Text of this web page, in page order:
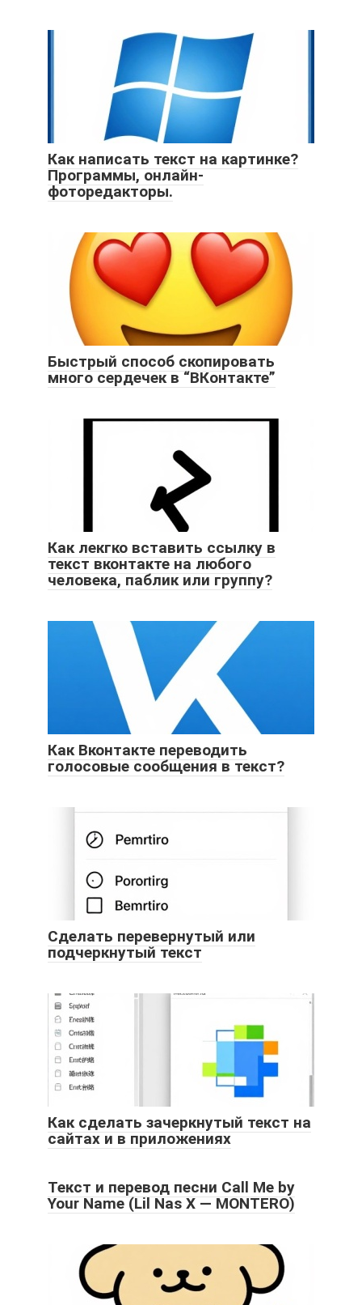
Как написать текст на картинке?
Программы, онлайн-
фоторедакторы.
Быстрый способ скопировать
много сердечек в “ВКонтакте”
Как лекгко вставить ссылку в
текст вконтакте на любого
человека, паблик или группу?
Как Вконтакте переводить
голосовые сообщения в текст?
Сделать перевернутый или
подчеркнутый текст
Как сделать зачеркнутый текст на
сайтах и в приложениях
Текст и перевод песни Call Me by
Your Name (Lil Nas X — MONTERO)